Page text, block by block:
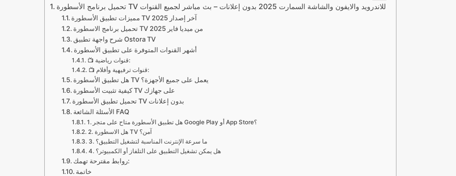
تحميل برنامج الأسطورة TV للاندرويد والايفون والشاشة السمارت 2025 بدون إعلانات – بث مباشر لجميع القنوات
مميزات تطبيق الأسطورة TV آخر إصدار 2025
تحميل برنامج الاسطورة TV من ميديا فاير 2025
شرح واجهة تطبيق Ostora TV
أشهر القنوات المتوفرة على تطبيق الأسطورة
📺 قنوات رياضية:
📺 قنوات ترفيهية وأفلام:
هل تطبيق الأسطورة TV يعمل على جميع الأجهزة؟
كيفية تثبيت الأسطورة TV على جهازك
تحميل تطبيق الأسطورة TV بدون إعلانات
الأسئلة الشائعة FAQ
1. هل تطبيق الأسطورة متاح على متجر Google Play أو App Store؟
2. هل الاسطورة TV آمن؟
3. ما سرعة الإنترنت المناسبة لتشغيل التطبيق؟
4. هل يمكن تشغيل التطبيق على التلفاز أو الكمبيوتر؟
روابط مقترحة تهمك:
خاتمة